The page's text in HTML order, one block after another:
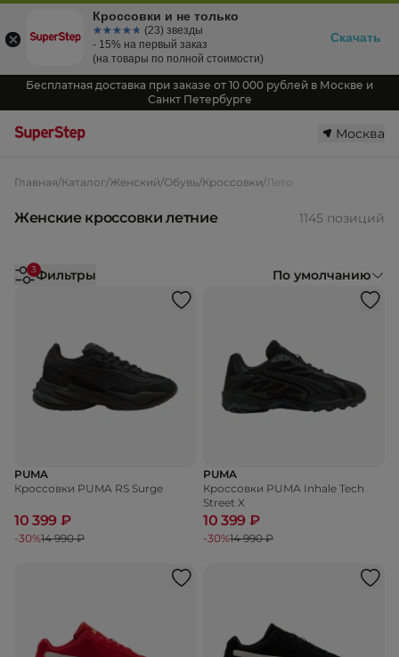
Бесплатная доставка при заказе от 10 000 рублей в Москве и
Санкт Петербурге
Москва
Главная/Каталог/Женский/Обувь/Кроссовки/Лето
Женские кроссовки летние 1145 позиций
3Фильтры По умолчанию
PUMA
Кроссовки PUMA RS Surge
10 399 ₽
-30%14 990 ₽
PUMA
Кроссовки PUMA Inhale Tech
Street X
10 399 ₽
-30%14 990 ₽
Кроссовки и не только
☆☆☆☆☆
★★★★★ (23) звезды
- 15% на первый заказ
(на товары по полной стоимости)
Скачать